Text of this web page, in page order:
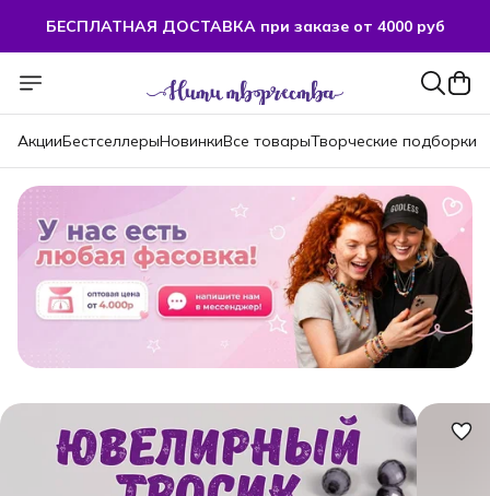
БЕСПЛАТНАЯ ДОСТАВКА при заказе от 4000 руб
АкцииБестселлерыНовинкиВсе товарыТворческие подборки